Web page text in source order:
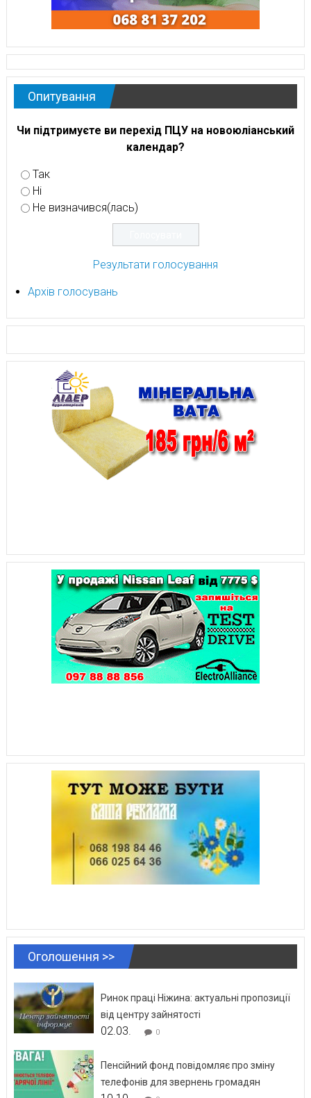
Опитування
Чи підтримуєте ви перехід ПЦУ на новоюліанський
календар?
Так
Ні
Не визначився(лась)
Результати голосування
Архів голосувань
Оголошення >>
Ринок праці Ніжина: актуальні пропозиції
від центру зайнятості
02.03. 0
Пенсійний фонд повідомляє про зміну
телефонів для звернень громадян